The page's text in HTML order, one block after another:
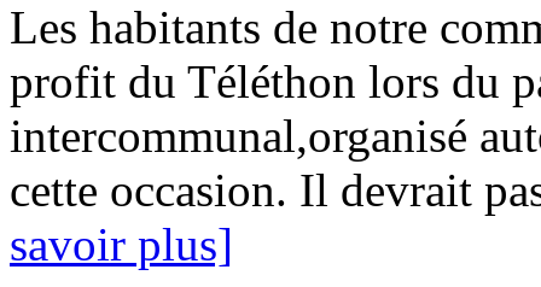
Les habitants de notre
profit du Téléthon lors du
intercommunal,organisé
cette occasion. Il devrait
savoir plus]